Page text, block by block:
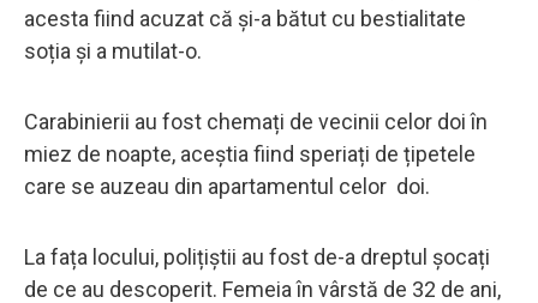
acesta fiind acuzat că și-a bătut cu bestialitate
soția și a mutilat-o.
Carabinierii au fost chemați de vecinii celor doi în
miez de noapte, aceștia fiind speriați de țipetele
care se auzeau din apartamentul celor doi.
La fața locului, polițiștii au fost de-a dreptul șocați
de ce au descoperit. Femeia în vârstă de 32 de ani,